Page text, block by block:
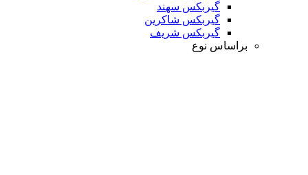
گیربکس سهند
گیربکس شاکرین
گیربکس شریف
براساس نوع